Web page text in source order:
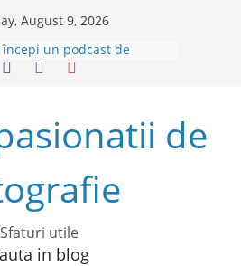
August 9, 2026
începi un podcast de
pentru cele mai bune
spontane
pentru fotografia creativă
foto mirrorless în
de
Sfaturi utile
in blog